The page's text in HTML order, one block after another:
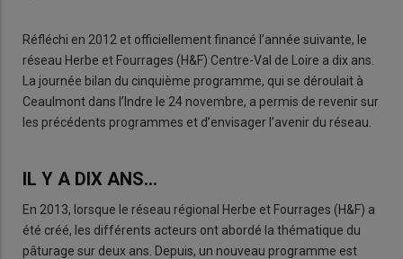
Réfléchi en 2012 et officiellement financé l’année suivante, le
réseau Herbe et Fourrages (H&F) Centre-Val de Loire a dix ans.
La journée bilan du cinquième programme, qui se déroulait à
Ceaulmont dans l’Indre le 24 novembre, a permis de revenir sur
les précédents programmes et d’envisager l’avenir du réseau.
IL Y A DIX ANS…
En 2013, lorsque le réseau régional Herbe et Fourrages (H&F) a
été créé, les différents acteurs ont abordé la thématique du
pâturage sur deux ans. Depuis, un nouveau programme est